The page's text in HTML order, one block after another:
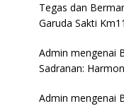
Tegas dan
Garuda Sakti
Admin mengenai
Sadranan:
Admin mengenai